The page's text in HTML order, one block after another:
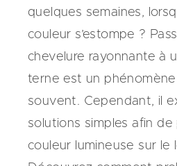
quelques semaines,
couleur s’estompe ?
chevelure rayonnante à
terne est un
souvent. Cependant, il
solutions simples afin
couleur lumineuse sur le